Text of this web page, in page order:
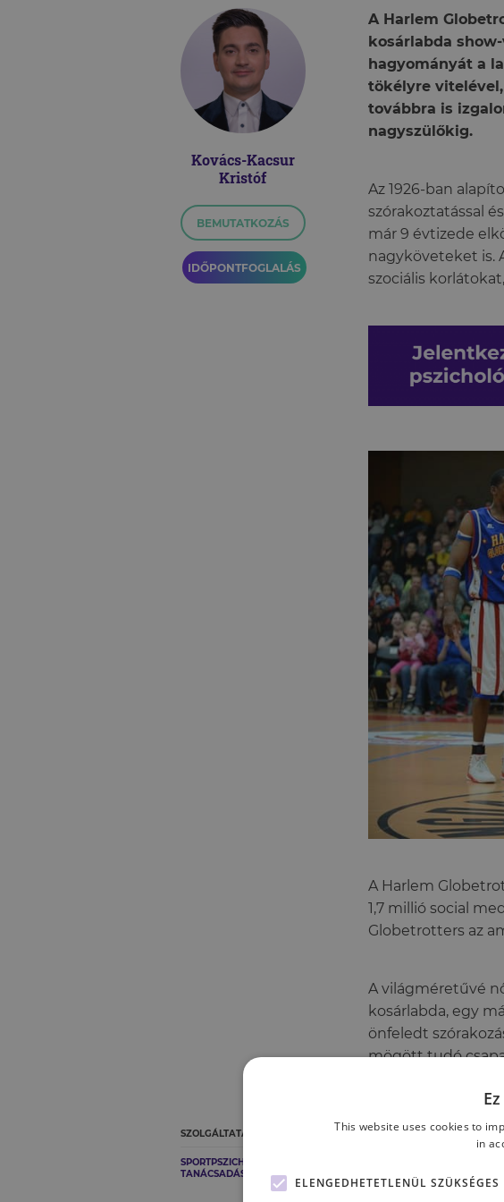
Kovács-Kacsur
Kristóf
BEMUTATKOZÁS
IDŐPONTFOGLALÁS
SZOLGÁLTATÁSOK
SPORTPSZICHOLÓGIAI
TANÁCSADÁS
A Harlem
kosárlabda
hagyományát a
tökélyre
továbbra is
nagyszülőkig.
Az 1926-ban
szórakoztatással
már 9 évtizede
nagyköveteket is.
szociális
A Harlem
1,7 millió social
Globetrotters az
A világméretűvé
kosárlabda, egy
önfeledt
mögött tudó
Videó, és még egy.
2018.
This website uses cookies to
in
ELENGEDHETETLENÜL SZÜKSÉGES